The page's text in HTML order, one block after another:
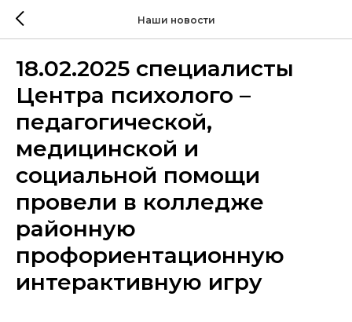
Наши новости
18.02.2025 специалисты
Центра психолого –
педагогической,
медицинской и
социальной помощи
провели в колледже
районную
профориентационную
интерактивную игру